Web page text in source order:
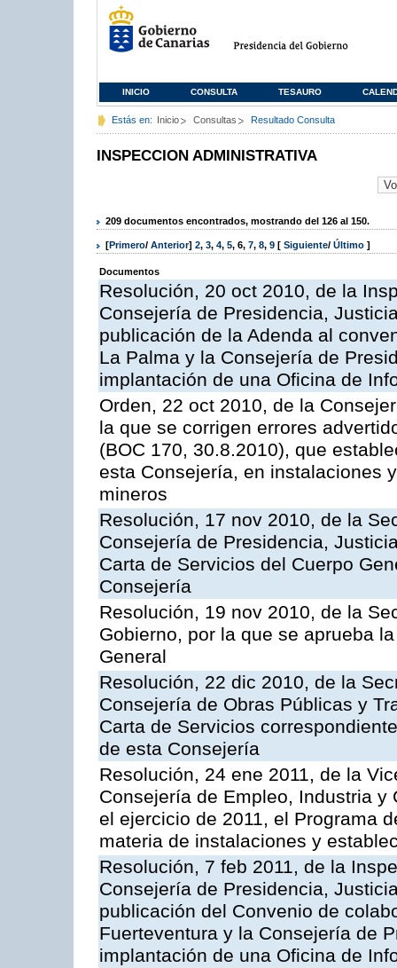
INICIO CONSULTA TESAURO
Estás en: Inicio Consultas Resultado Consulta
INSPECCION ADMINISTRATIVA
209 documentos encontrados, mostrando del 126 al 150.
[Primero/ Anterior] 2, 3, 4, 5, 6, 7, 8, 9 [ Siguiente/ Último ]
Documentos
Resolución, 20 oct 2010, de la
Consejería de Presidencia,
publicación de la Adenda al
La Palma y la Consejería de
implantación de una Oficina de
Orden, 22 oct 2010, de la
la que se corrigen errores
(BOC 170, 30.8.2010), que
esta Consejería, en instalaciones
mineros
Resolución, 17 nov 2010, de la
Consejería de Presidencia,
Carta de Servicios del Cuerpo
Consejería
Resolución, 19 nov 2010, de la
Gobierno, por la que se aprueba
General
Resolución, 22 dic 2010, de la
Consejería de Obras Públicas y
Carta de Servicios
de esta Consejería
Resolución, 24 ene 2011, de la
Consejería de Empleo, Industria
el ejercicio de 2011, el Programa
materia de instalaciones y
Resolución, 7 feb 2011, de la
Consejería de Presidencia,
publicación del Convenio de
Fuerteventura y la Consejería de
implantación de una Oficina de